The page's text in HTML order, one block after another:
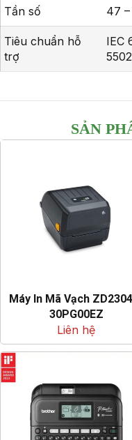
Tần số 47
Tiêu chuẩn hỗ
trợ
IEC
SẢN
Máy In Mã Vạch
30PG00EZ
Liên hệ